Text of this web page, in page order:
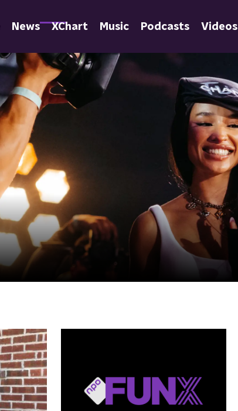
News XChart Music Podcasts Videos